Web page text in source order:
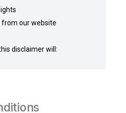
from our website
disclaimer will: